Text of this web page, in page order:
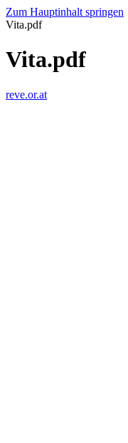
Zum Hauptinhalt springen
Vita.pdf
Vita.pdf
reve.or.at